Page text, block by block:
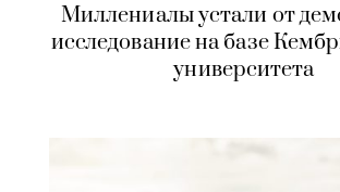
Миллениалы устали от
исследование на базе
университета